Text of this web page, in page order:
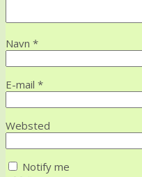
Navn *
E-mail *
Websted
Notify me